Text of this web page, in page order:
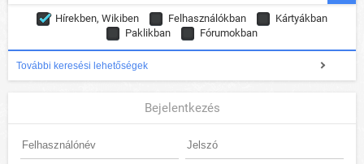
Hírekben, Wikiben Felhasználókban
Kártyákban
Paklikban
Fórumokban
További keresési lehetőségek
Bejelentkezés